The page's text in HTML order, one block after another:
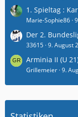
1. Spieltag :
Marie-Sophie86
Der 2.
33615 9. August
Arminia II (U
Grillemeier 9.